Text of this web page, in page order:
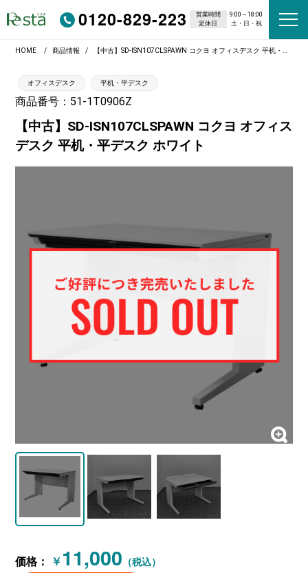
0120-829-223 営業時間
9:00～18:00
定休日
土・日・祝
HOME 商品情報 【中古】SD-ISN107CLSPAWN コクヨ オフィスデスク 平机・平デスク ホワイト
オフィスデスク 平机・平デスク
商品番号：51-1T0906Z
【中古】SD-ISN107CLSPAWN コクヨ オフィス
デスク 平机・平デスク ホワイト
価格： ￥ 11,000 （税込）